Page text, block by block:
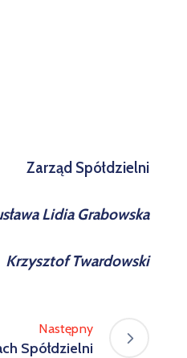
Zarząd Spółdzielni
Lidia Grabowska
Krzysztof Twardowski
Następny
Spółdzielni